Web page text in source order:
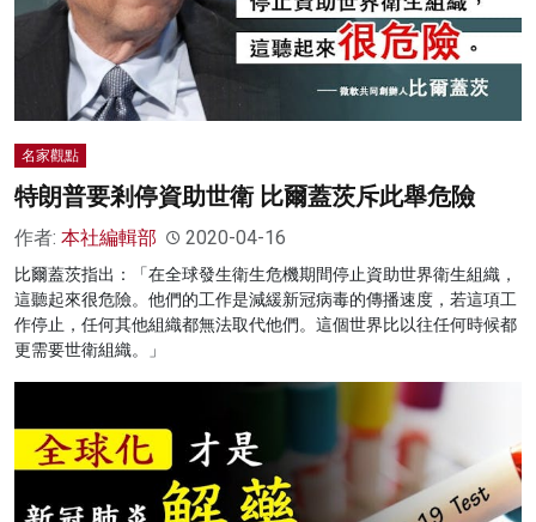
名家觀點
特朗普要剎停資助世衛 比爾蓋茨斥此舉危險
作者: 本社編輯部 2020-04-16
比爾蓋茨指出：「在全球發生衛生危機期間停止資助世界衛生組織，
這聽起來很危險。他們的工作是減緩新冠病毒的傳播速度，若這項工
作停止，任何其他組織都無法取代他們。這個世界比以往任何時候都
更需要世衛組織。」